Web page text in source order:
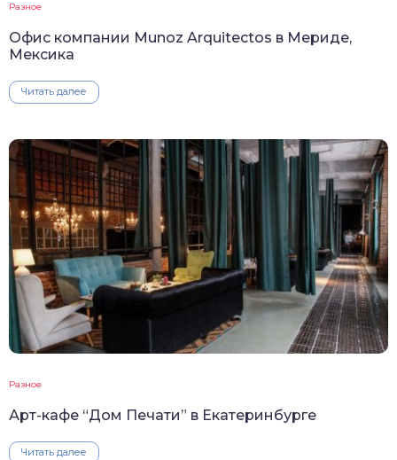
Разное
Офис компании Munoz Arquitectos в Мериде,
Мексика
Читать далее
Разное
Арт-кафе “Дом Печати” в Екатеринбурге
Читать далее